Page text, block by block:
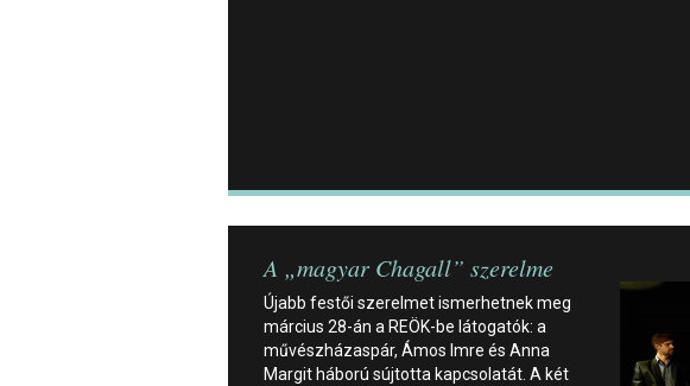
A „magyar Chagall” szerelme
Újabb festői szerelmet ismerhetnek meg
március 28-án a REÖK-be látogatók: a
művészházaspár, Ámos Imre és Anna
Margit háború sújtotta kapcsolatát. A két